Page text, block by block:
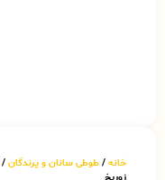
خانه / طوطی سانان و پرندگان /